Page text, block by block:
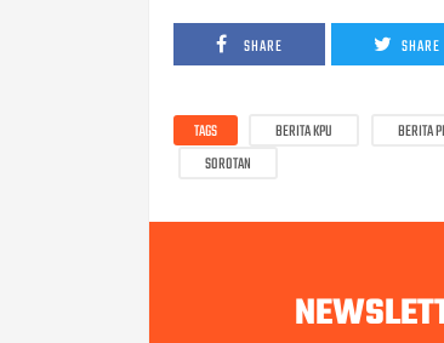
SHARE SHARE
TAGS BERITA KPU BERITA
SOROTAN